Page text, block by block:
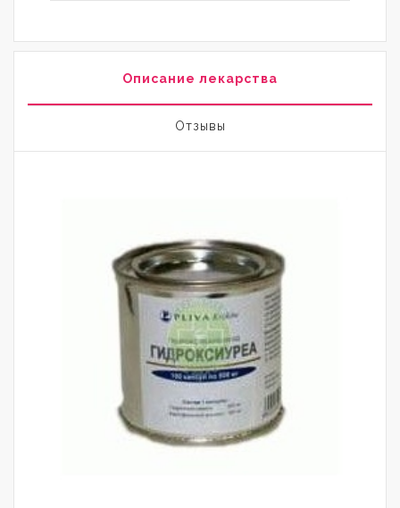
Описание лекарства
Отзывы